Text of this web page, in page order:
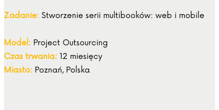
Zadanie: Stworzenie serii multibooków: web i mobile
Model: Project Outsourcing
Czas trwania: 12 miesięcy
Miasto: Poznań, Polska